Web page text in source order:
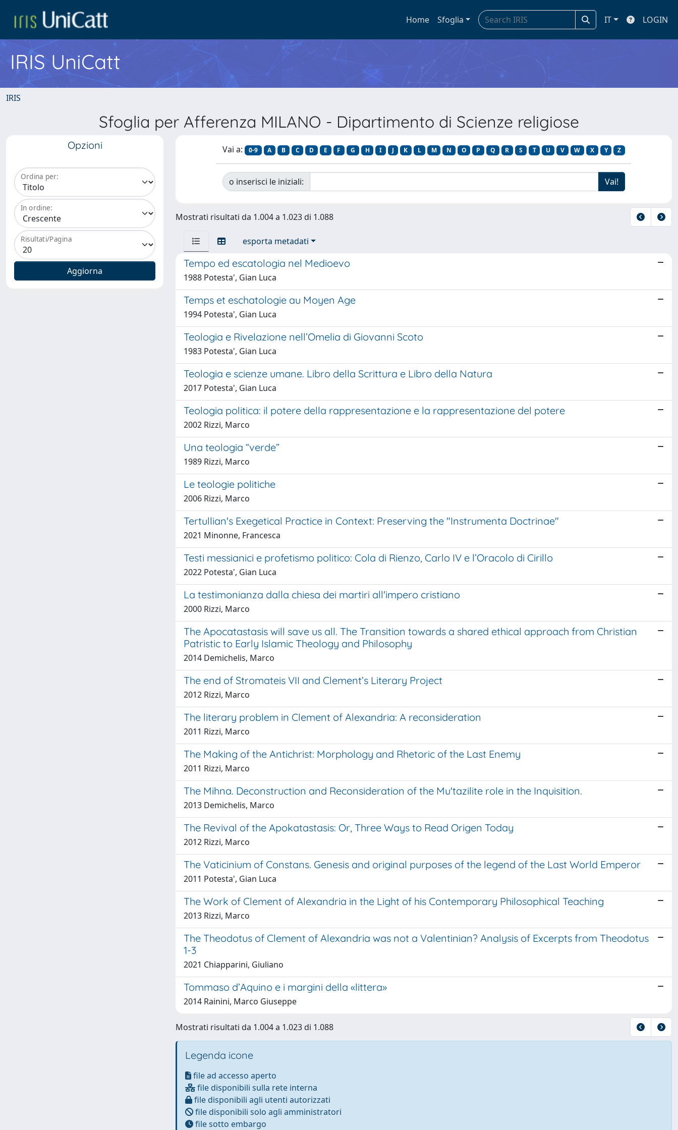
Home Sfoglia IT LOGIN
IRIS UniCatt
IRIS
Sfoglia per Afferenza MILANO - Dipartimento di Scienze religiose
Opzioni
Ordina per:
In ordine:
Risultati/Pagina
Vai a: 0-9 A B C D E F G H I J K L M N O P Q R S T U V W X Y Z
o inserisci le iniziali:
Mostrati risultati da 1.004 a 1.023 di 1.088
esporta metadati
Tempo ed escatologia nel Medioevo
1988 Potesta', Gian Luca
Temps et eschatologie au Moyen Age
1994 Potesta', Gian Luca
Teologia e Rivelazione nell’Omelia di Giovanni Scoto
1983 Potesta', Gian Luca
Teologia e scienze umane. Libro della Scrittura e Libro della Natura
2017 Potesta', Gian Luca
Teologia politica: il potere della rappresentazione e la rappresentazione del potere
2002 Rizzi, Marco
Una teologia “verde”
1989 Rizzi, Marco
Le teologie politiche
2006 Rizzi, Marco
Tertullian's Exegetical Practice in Context: Preserving the "Instrumenta Doctrinae"
2021 Minonne, Francesca
Testi messianici e profetismo politico: Cola di Rienzo, Carlo IV e l’Oracolo di Cirillo
2022 Potesta', Gian Luca
La testimonianza dalla chiesa dei martiri all'impero cristiano
2000 Rizzi, Marco
The Apocatastasis will save us all. The Transition towards a shared ethical approach from Christian
Patristic to Early Islamic Theology and Philosophy
2014 Demichelis, Marco
The end of Stromateis VII and Clement’s Literary Project
2012 Rizzi, Marco
The literary problem in Clement of Alexandria: A reconsideration
2011 Rizzi, Marco
The Making of the Antichrist: Morphology and Rhetoric of the Last Enemy
2011 Rizzi, Marco
The Mihna. Deconstruction and Reconsideration of the Mu'tazilite role in the Inquisition.
2013 Demichelis, Marco
The Revival of the Apokatastasis: Or, Three Ways to Read Origen Today
2012 Rizzi, Marco
The Vaticinium of Constans. Genesis and original purposes of the legend of the Last World Emperor
2011 Potesta', Gian Luca
The Work of Clement of Alexandria in the Light of his Contemporary Philosophical Teaching
2013 Rizzi, Marco
The Theodotus of Clement of Alexandria was not a Valentinian? Analysis of Excerpts from Theodotus
1-3
2021 Chiapparini, Giuliano
Tommaso d’Aquino e i margini della «littera»
2014 Rainini, Marco Giuseppe
Mostrati risultati da 1.004 a 1.023 di 1.088
Legenda icone
file ad accesso aperto
file disponibili sulla rete interna
file disponibili agli utenti autorizzati
file disponibili solo agli amministratori
file sotto embargo